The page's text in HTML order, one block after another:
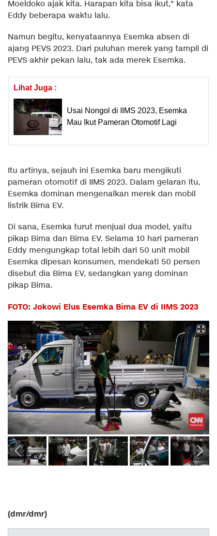
Moeldoko ajak kita. Harapan kita bisa ikut," kata
Eddy beberapa waktu lalu.
Namun begitu, kenyataannya Esemka absen di
ajang PEVS 2023. Dari puluhan merek yang tampil di
PEVS akhir pekan lalu, tak ada merek Esemka.
Lihat Juga :
Usai Nongol di IIMS 2023, Esemka
Mau Ikut Pameran Otomotif Lagi
Itu artinya, sejauh ini Esemka baru mengikuti
pameran otomotif di IIMS 2023. Dalam gelaran itu,
Esemka dominan mengenalkan merek dan mobil
listrik Bima EV.
Di sana, Esemka turut menjual dua model, yaitu
pikap Bima dan Bima EV. Selama 10 hari pameran
Eddy mengungkap total lebih dari 50 unit mobil
Esemka dipesan konsumen, mendekati 50 persen
disebut dia Bima EV, sedangkan yang dominan
pikap Bima.
FOTO: Jokowi Elus Esemka Bima EV di IIMS 2023
(dmr/dmr)